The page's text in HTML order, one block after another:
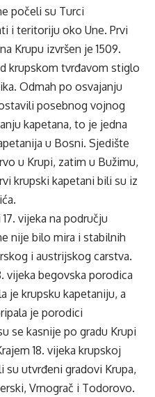
počeli su Turci
i teritoriju oko Une. Prvi
Krupu izvršen je 1509.
krupskom tvrđavom stiglo
Odmah po osvajanju
posebnog vojnog
kapetana, to je jedna
u Bosni. Sjedište
u Krupi, zatim u Bužimu,
krupski kapetani bili su iz
vijeka na području
nije bilo mira i stabilnih
i austrijskog carstva.
vijeka begovska porodica
je krupsku kapetaniju, a
je porodici
se kasnije po gradu Krupi
18. vijeka krupskoj
su utvrđeni gradovi Krupa,
Vrnograč i Todorovo.